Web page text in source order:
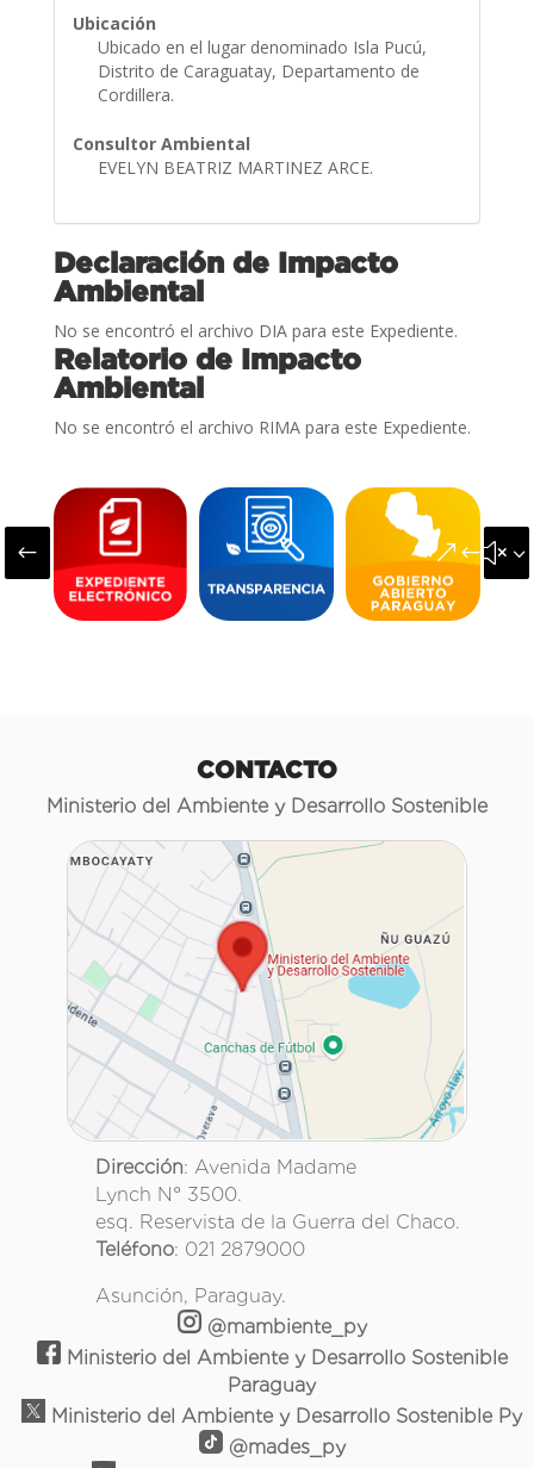
Ubicación
Ubicado en el lugar denominado Isla Pucú,
Distrito de Caraguatay, Departamento de
Cordillera.
Consultor Ambiental
EVELYN BEATRIZ MARTINEZ ARCE.
Declaración de Impacto
Ambiental
No se encontró el archivo DIA para este Expediente.
Relatorio de Impacto
Ambiental
No se encontró el archivo RIMA para este Expediente.
#
CONTACTO
Ministerio del Ambiente y Desarrollo Sostenible
Dirección: Avenida Madame
Lynch N° 3500.
esq. Reservista de la Guerra del Chaco.
Teléfono: 021 2879000
Asunción, Paraguay.
@mambiente_py
Ministerio del Ambiente y Desarrollo Sostenible
Paraguay
Ministerio del Ambiente y Desarrollo Sostenible Py
@mades_py